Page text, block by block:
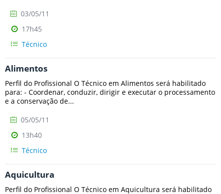
03/05/11
17h45
Técnico
Alimentos
Perfil do Profissional O Técnico em Alimentos será habilitado
para: - Coordenar, conduzir, dirigir e executar o processamento
e a conservação de...
05/05/11
13h40
Técnico
Aquicultura
Perfil do Profissional O Técnico em Aquicultura será habilitado